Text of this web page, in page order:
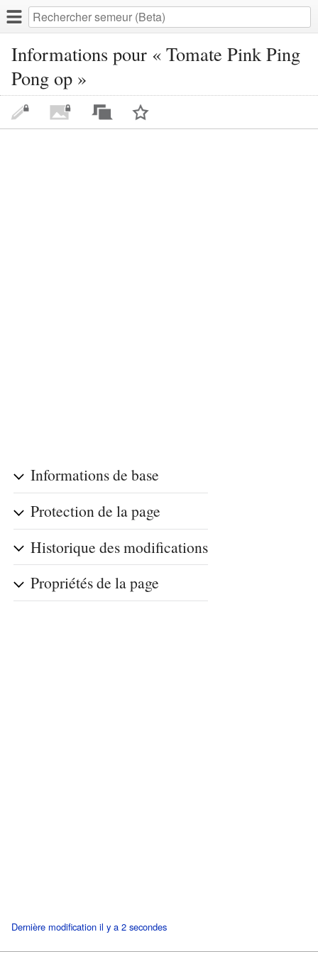
Informations pour « Tomate Pink Ping
Pong op »
Informations de base
Protection de la page
Historique des modifications
Propriétés de la page
Dernière modification il y a 2 secondes